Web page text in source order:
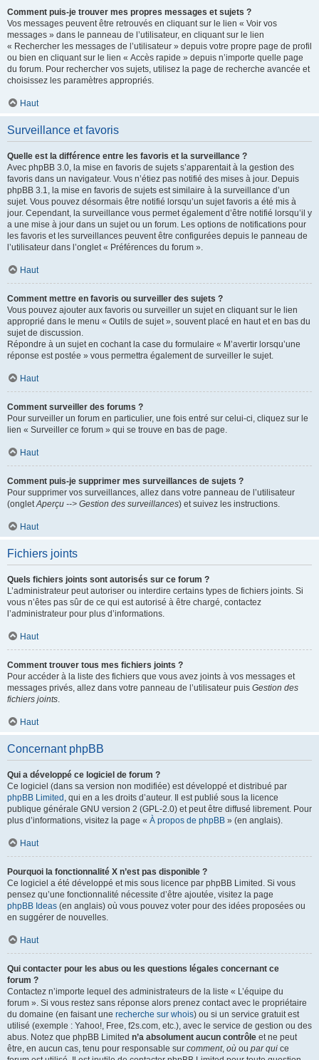
Comment puis-je trouver mes propres messages et sujets ?
Vos messages peuvent être retrouvés en cliquant sur le lien « Voir vos
messages » dans le panneau de l’utilisateur, en cliquant sur le lien
« Rechercher les messages de l’utilisateur » depuis votre propre page de profil
ou bien en cliquant sur le lien « Accès rapide » depuis n’importe quelle page
du forum. Pour rechercher vos sujets, utilisez la page de recherche avancée et
choisissez les paramètres appropriés.
Haut
Surveillance et favoris
Quelle est la différence entre les favoris et la surveillance ?
Avec phpBB 3.0, la mise en favoris de sujets s’apparentait à la gestion des
favoris dans un navigateur. Vous n’étiez pas notifié des mises à jour. Depuis
phpBB 3.1, la mise en favoris de sujets est similaire à la surveillance d’un
sujet. Vous pouvez désormais être notifié lorsqu’un sujet favoris a été mis à
jour. Cependant, la surveillance vous permet également d’être notifié lorsqu’il y
a une mise à jour dans un sujet ou un forum. Les options de notifications pour
les favoris et les surveillances peuvent être configurées depuis le panneau de
l’utilisateur dans l’onglet « Préférences du forum ».
Haut
Comment mettre en favoris ou surveiller des sujets ?
Vous pouvez ajouter aux favoris ou surveiller un sujet en cliquant sur le lien
approprié dans le menu « Outils de sujet », souvent placé en haut et en bas du
sujet de discussion.
Répondre à un sujet en cochant la case du formulaire « M’avertir lorsqu’une
réponse est postée » vous permettra également de surveiller le sujet.
Haut
Comment surveiller des forums ?
Pour surveiller un forum en particulier, une fois entré sur celui-ci, cliquez sur le
lien « Surveiller ce forum » qui se trouve en bas de page.
Haut
Comment puis-je supprimer mes surveillances de sujets ?
Pour supprimer vos surveillances, allez dans votre panneau de l’utilisateur
(ongletAperçu --> Gestion des surveillances) et suivez les instructions.
Haut
Fichiers joints
Quels fichiers joints sont autorisés sur ce forum ?
L’administrateur peut autoriser ou interdire certains types de fichiers joints. Si
vous n’êtes pas sûr de ce qui est autorisé à être chargé, contactez
l’administrateur pour plus d’informations.
Haut
Comment trouver tous mes fichiers joints ?
Pour accéder à la liste des fichiers que vous avez joints à vos messages et
messages privés, allez dans votre panneau de l’utilisateur puis Gestion des
fichiers joints.
Haut
Concernant phpBB
Qui a développé ce logiciel de forum ?
Ce logiciel (dans sa version non modifiée) est développé et distribué par
phpBB Limited , qui en a les droits d’auteur. Il est publié sous la licence
publique générale GNU version 2 (GPL-2.0) et peut être diffusé librement. Pour
plus d’informations, visitez la page « À propos de phpBB » (en anglais).
Haut
Pourquoi la fonctionnalité X n’est pas disponible ?
Ce logiciel a été développé et mis sous licence par phpBB Limited. Si vous
pensez qu’une fonctionnalité nécessite d’être ajoutée, visitez la page
phpBB Ideas (en anglais) où vous pouvez voter pour des idées proposées ou
en suggérer de nouvelles.
Haut
Qui contacter pour les abus ou les questions légales concernant ce
forum ?
Contactez n’importe lequel des administrateurs de la liste « L’équipe du
forum ». Si vous restez sans réponse alors prenez contact avec le propriétaire
du domaine (en faisant une recherche sur whois) ou si un service gratuit est
utilisé (exemple : Yahoo!, Free, f2s.com, etc.), avec le service de gestion ou des
abus. Notez que phpBB Limited n’a absolument aucun contrôle et ne peut
être, en aucun cas, tenu pour responsable sur comment, où ou par qui ce